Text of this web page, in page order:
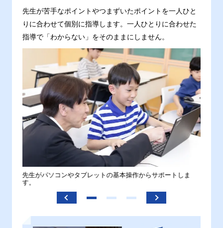
先生が苦手なポイントやつまずいたポイントを一人ひと
りに合わせて個別に指導します。一人ひとりに合わせた
指導で「わからない」をそのままにしません。
先生がパソコンやタブレットの基本操作からサポートしま
す。